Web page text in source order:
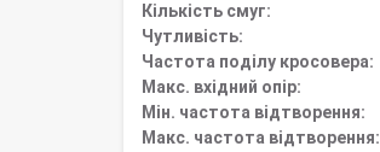
Кількість смуг:
Чутливість:
Частота поділу кросовера:
Макс. вхідний опір:
Мін. частота відтворення:
Макс. частота відтворення: